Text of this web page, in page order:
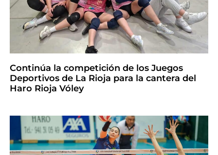
Continúa la competición de los Juegos
Deportivos de La Rioja para la cantera del
Haro Rioja Vóley